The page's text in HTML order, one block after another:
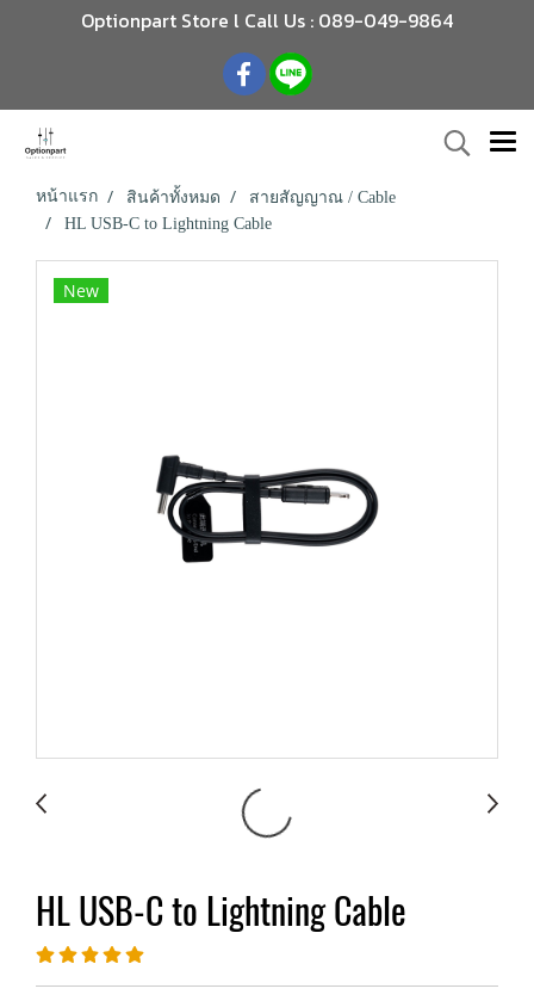
Optionpart Store l Call Us : 089-049-9864
หน้าแรก สินค้าทั้งหมด
สายสัญญาณ / Cable
HL USB-C to Lightning Cable
New
HL USB-C to Lightning Cable